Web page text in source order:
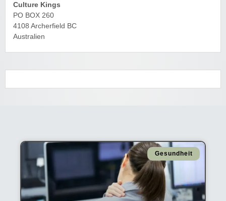
Culture Kings
PO BOX 260
4108 Archerfield BC
Australien
Gesundheit